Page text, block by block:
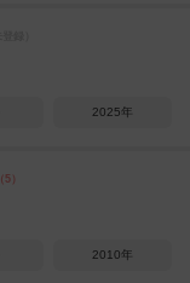
2025年
2010年